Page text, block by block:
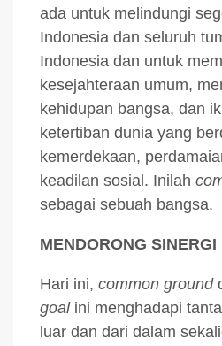
ada untuk melindungi
Indonesia dan seluruh
Indonesia dan untuk
kesejahteraan umum,
kehidupan bangsa, dan
ketertiban dunia yang
kemerdekaan,
keadilan sosial. Inilah
sebagai sebuah bangsa.
MENDORONG SINERGI
Hari ini, common ground
goalini menghadapi
luar dan dari dalam